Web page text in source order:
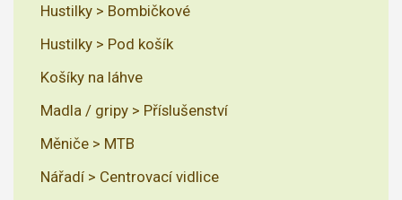
Hustilky > Bombičkové
Hustilky > Pod košík
Košíky na láhve
Madla / gripy > Příslušenství
Měniče > MTB
Nářadí > Centrovací vidlice